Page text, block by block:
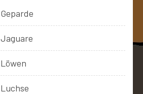
Geparde
Jaguare
Löwen
Luchse